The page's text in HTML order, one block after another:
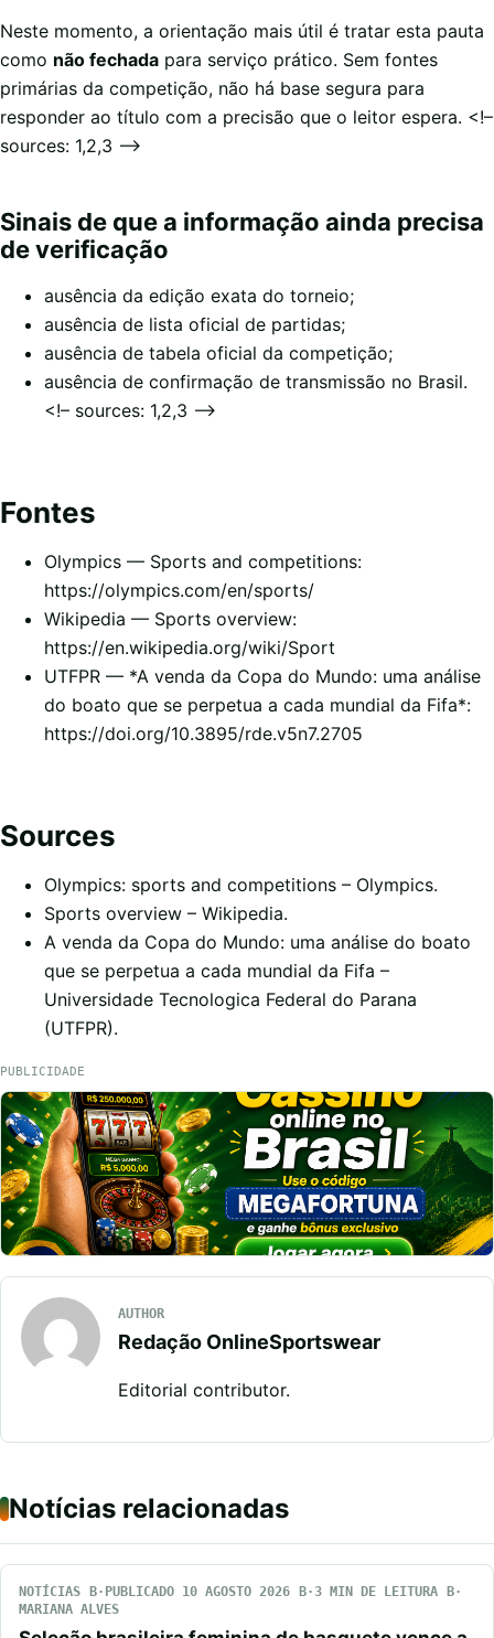
Neste momento, a orientação mais útil é tratar esta pauta
como não fechada para serviço prático. Sem fontes
primárias da competição, não há base segura para
responder ao título com a precisão que o leitor espera. <!–
sources: 1,2,3 –>
Sinais de que a informação ainda precisa
de verificação
ausência da edição exata do torneio;
ausência de lista oficial de partidas;
ausência de tabela oficial da competição;
ausência de confirmação de transmissão no Brasil.
<!– sources: 1,2,3 –>
Fontes
Olympics — Sports and competitions:
https://olympics.com/en/sports/
Wikipedia — Sports overview:
https://en.wikipedia.org/wiki/Sport
UTFPR — *A venda da Copa do Mundo: uma análise
do boato que se perpetua a cada mundial da Fifa*:
https://doi.org/10.3895/rde.v5n7.2705
Sources
Olympics: sports and competitions – Olympics.
Sports overview – Wikipedia.
A venda da Copa do Mundo: uma análise do boato
que se perpetua a cada mundial da Fifa –
Universidade Tecnologica Federal do Parana
(UTFPR).
PUBLICIDADE
AUTHOR
Redação OnlineSportswear
Editorial contributor.
Notícias relacionadas
NOTÍCIAS PUBLICADO 10 AGOSTO 2026
3 MIN DE LEITURA
MARIANA ALVES